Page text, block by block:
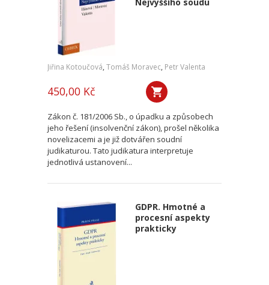
Jiřina Kotoučová, Tomáš Moravec, Petr Valenta
450,00 Kč
Zákon č. 181/2006 Sb., o úpadku a způsobech
jeho řešení (insolvenční zákon), prošel několika
novelizacemi a je již dotvářen soudní
judikaturou. Tato judikatura interpretuje
jednotlivá ustanovení...
GDPR. Hmotné a
procesní aspekty
prakticky